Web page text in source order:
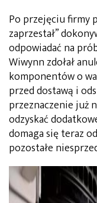
Po przejęciu firmy
zaprzestał”
odpowiadać na
Wiwynn zdołał
komponentów o
przed dostawą i
przeznaczenie już
odzyskać
domaga się teraz
pozostałe